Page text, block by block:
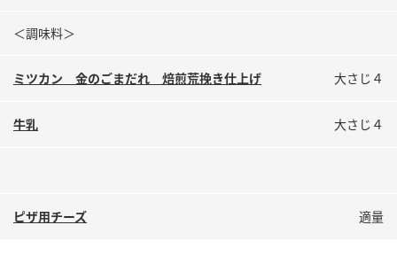
＜調味料＞
ミツカン 金のごまだれ 焙煎荒挽き仕上げ 大さじ４
牛乳 大さじ４
ピザ用チーズ 適量